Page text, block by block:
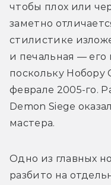
чтобы плох или
заметно
стилистике
и печальная —
поскольку Нобору
феврале 2005-го.
Demon Siege
мастера.
Одно из главных
разбито на